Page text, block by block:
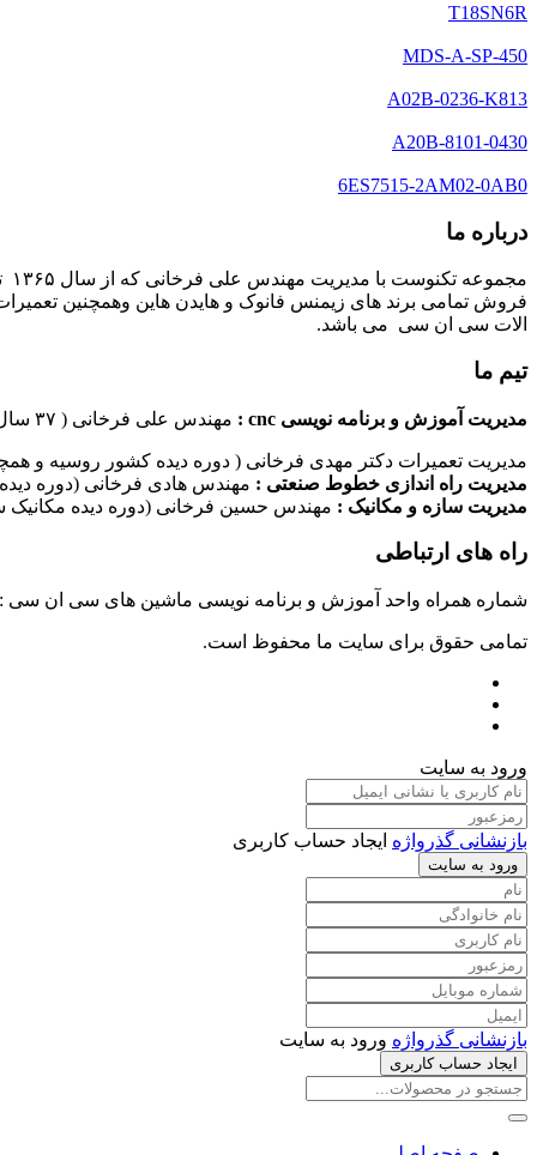
T18SN6R
MDS-A-SP-450
A02B-0236-K813
A20B-8101-0430
6ES7515-2AM02-0AB0
درباره ما
فروش تمامی برند های زیمنس فانوک و هایدن هاین وهمچنین
الات سی ان سی می باشد.
تیم ما
مدیریت آموزش و برنامه نویسی cnc : مهندس علی فرخانی ( ۳۷ سال سابقه کاری در امر برنامه نویسی ماشین های سی ان سی)
مدیریت تعمیرات دکتر مهدی فرخانی ( دوره دیده کشور روسیه و
مدیریت راه اندازی خطوط صنعتی : مهندس هادی فرخانی (دوره
مدیریت سازه و مکانیک : مهندس حسین فرخانی (دوره دیده مکانیک
راه های ارتباطی
شماره همراه واحد آموزش و برنامه نویسی ماشین های سی ان سی : ۰۹۱۲۴۰۹۶۱۷۹ شماره همراه واحد راه اندازی خطوط ماشین آلات صنعتی : ۰۹۱۰۱۹۹۷۴۷۰ شماره همراه واحد تعمیرات : ۰۹۳۸۳۵۲۷۴۵۱
تمامی حقوق برای سایت ما محفوظ است.
ورود به سایت
بازنشانی گذرواژه ایجاد حساب کاربری
ورود به سایت
بازنشانی گذرواژه ورود به سایت
ایجاد حساب کاربری